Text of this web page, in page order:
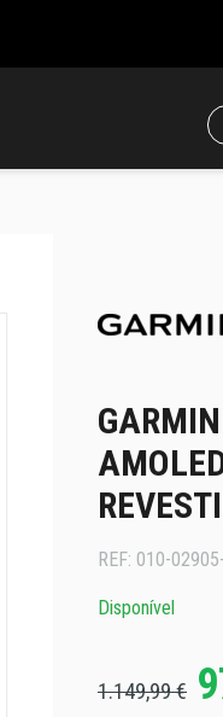
REF: 010-
Disponível
1.149,99 €